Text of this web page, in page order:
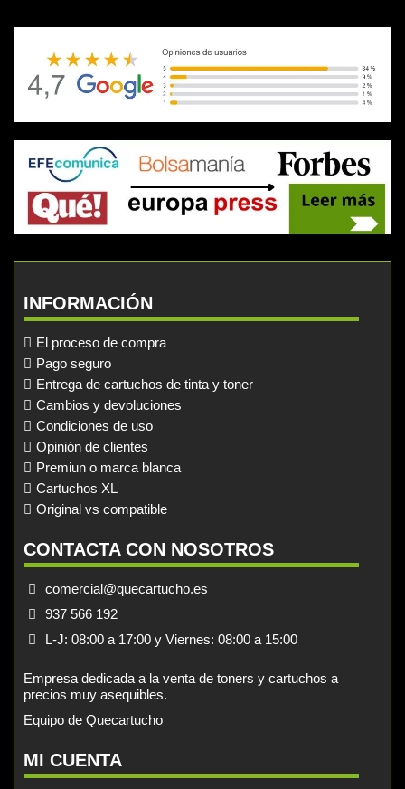
INFORMACIÓN
El proceso de compra
Pago seguro
Entrega de cartuchos de tinta y toner
Cambios y devoluciones
Condiciones de uso
Opinión de clientes
Premiun o marca blanca
Cartuchos XL
Original vs compatible
CONTACTA CON NOSOTROS
comercial@quecartucho.es
937 566 192
L-J: 08:00 a 17:00 y Viernes: 08:00 a 15:00
Empresa dedicada a la venta de toners y cartuchos a
precios muy asequibles.
Equipo de Quecartucho
MI CUENTA